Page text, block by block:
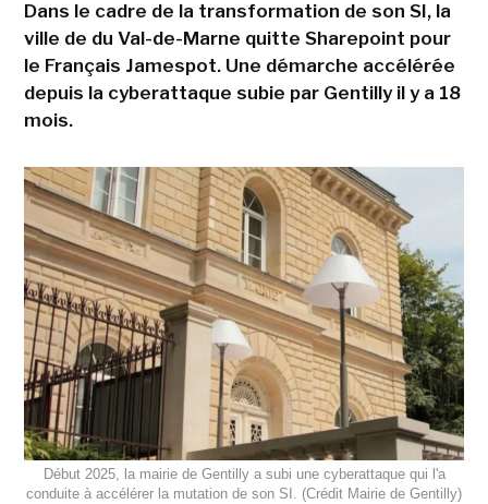
Dans le cadre de la transformation de son SI, la
ville de du Val-de-Marne quitte Sharepoint pour
le Français Jamespot. Une démarche accélérée
depuis la cyberattaque subie par Gentilly il y a 18
mois.
Début 2025, la mairie de Gentilly a subi une cyberattaque qui l'a
conduite à accélérer la mutation de son SI. (Crédit Mairie de Gentilly)